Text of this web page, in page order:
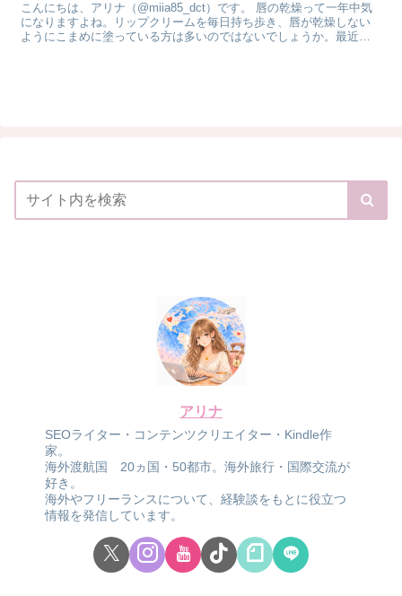
こんにちは、アリナ（@miia85_dct）です。 唇の乾燥って一年中気
になりますよね。リップクリームを毎日持ち歩き、唇が乾燥しない
ようにこまめに塗っている方は多いのではないでしょうか。最近だ
アリナ
SEOライター・コンテンツクリエイター・Kindle作
家。
海外渡航国 20ヵ国・50都市。海外旅行・国際交流が
好き。
海外やフリーランスについて、経験談をもとに役立つ
情報を発信しています。